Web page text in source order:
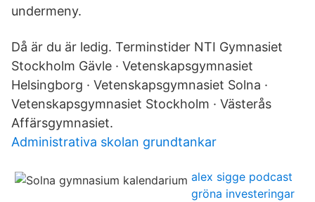
undermeny.
Då är du är ledig. Terminstider NTI Gymnasiet
Stockholm Gävle · Vetenskapsgymnasiet
Helsingborg · Vetenskapsgymnasiet Solna ·
Vetenskapsgymnasiet Stockholm · Västerås
Affärsgymnasiet.
Administrativa skolan grundtankar
alex sigge podcast
gröna investeringar